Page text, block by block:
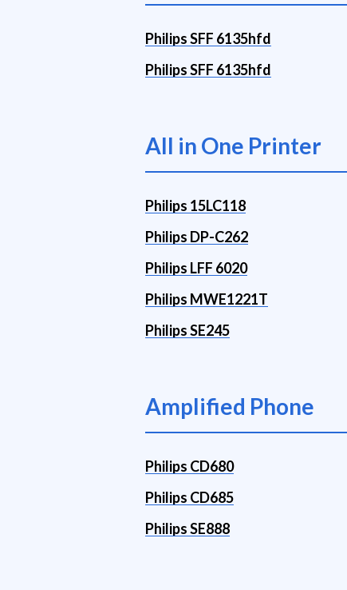
Philips SFF 6135hfd
Philips SFF 6135hfd
All in One Printer
Philips 15LC118
Philips DP-C262
Philips LFF 6020
Philips MWE1221T
Philips SE245
Amplified Phone
Philips CD680
Philips CD685
Philips SE888